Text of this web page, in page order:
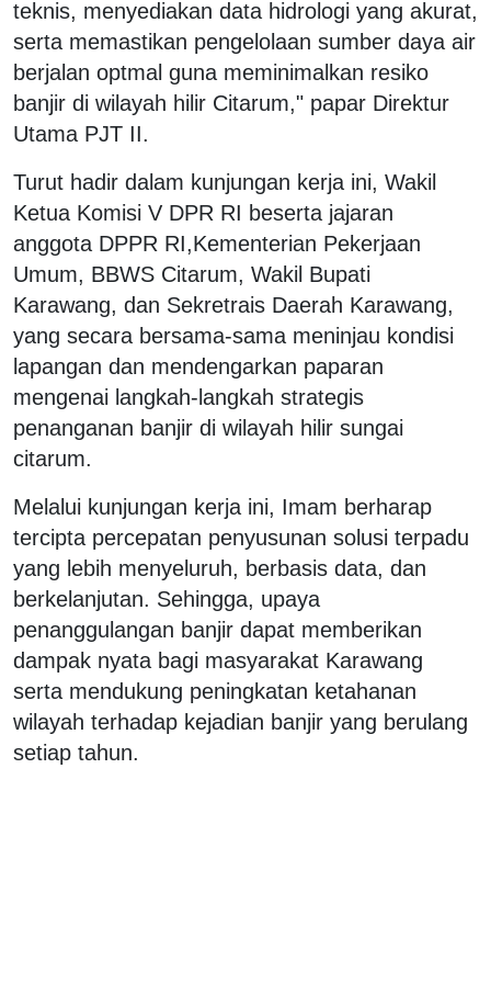
teknis, menyediakan data hidrologi yang akurat,
serta memastikan pengelolaan sumber daya air
berjalan optmal guna meminimalkan resiko
banjir di wilayah hilir Citarum," papar Direktur
Utama PJT II.
Turut hadir dalam kunjungan kerja ini, Wakil
Ketua Komisi V DPR RI beserta jajaran
anggota DPPR RI,Kementerian Pekerjaan
Umum, BBWS Citarum, Wakil Bupati
Karawang, dan Sekretrais Daerah Karawang,
yang secara bersama-sama meninjau kondisi
lapangan dan mendengarkan paparan
mengenai langkah-langkah strategis
penanganan banjir di wilayah hilir sungai
citarum.
Melalui kunjungan kerja ini, Imam berharap
tercipta percepatan penyusunan solusi terpadu
yang lebih menyeluruh, berbasis data, dan
berkelanjutan. Sehingga, upaya
penanggulangan banjir dapat memberikan
dampak nyata bagi masyarakat Karawang
serta mendukung peningkatan ketahanan
wilayah terhadap kejadian banjir yang berulang
setiap tahun.